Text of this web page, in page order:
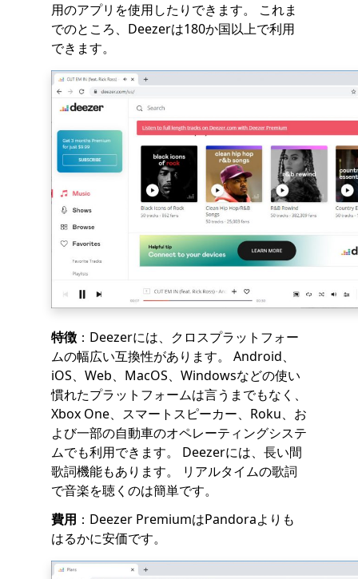
用のアプリを使用したりできます。 これま
でのところ、Deezerは180か国以上で利用
できます。
特徴 ：Deezerには、クロスプラットフォー
ムの幅広い互換性があります。 Android、
iOS、Web、MacOS、Windowsなどの使い
慣れたプラットフォームは言うまでもなく、
Xbox One、スマートスピーカー、Roku、お
よび一部の自動車のオペレーティングシステ
ムでも利用できます。 Deezerには、長い間
歌詞機能もあります。 リアルタイムの歌詞
で音楽を聴くのは簡単です。
費用 ：Deezer PremiumはPandoraよりも
はるかに安価です。